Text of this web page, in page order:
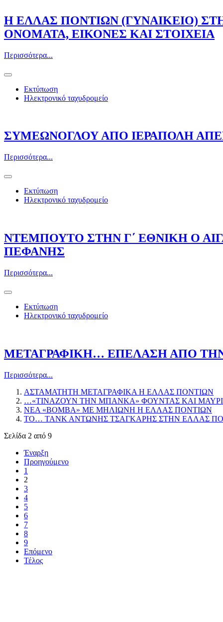
Η ΕΛΛΑΣ ΠΟΝΤΙΩΝ (ΓΥΝΑΙΚΕΙΟ)
ΟΝΟΜΑΤΑ, ΕΙΚΟΝΕΣ ΚΑΙ ΣΤΟΙΧΕΙΑ
Περισσότερα...
Εκτύπωση
Ηλεκτρονικό ταχυδρομείο
ΣΥΜΕΩΝΟΓΛΟΥ ΑΠΟ ΙΕΡΑΠΟΛΗ
Περισσότερα...
Εκτύπωση
Ηλεκτρονικό ταχυδρομείο
ΝΤΕΜΠΟΥΤΟ ΣΤΗΝ Γ΄ ΕΘΝΙΚΗ Ο
ΠΕΦΑΝΗΣ
Περισσότερα...
Εκτύπωση
Ηλεκτρονικό ταχυδρομείο
ΜΕΤΑΓΡΑΦΙΚΗ… ΕΠΕΛΑΣΗ ΑΠΟ
Περισσότερα...
ΑΣΤΑΜΑΤΗΤΗ ΜΕΤΑΓΡΑΦΙΚΑ Η ΕΛΛΑΣ ΠΟΝΤΙΩΝ
…«ΤΙΝΑΖΟΥΝ ΤΗΝ ΜΠΑΝΚΑ» ΦΟΥΝΤΑΣ ΚΑΙ
ΝΕΑ «ΒΟΜΒΑ» ΜΕ ΜΗΛΙΩΝΗ Η ΕΛΛΑΣ ΠΟΝΤΙΩΝ
ΤΟ… ΤΑΝΚ ΑΝΤΩΝΗΣ ΤΣΑΓΚΑΡΗΣ ΣΤΗΝ ΕΛΛΑΣ
Σελίδα 2 από 9
Έναρξη
Προηγούμενο
1
2
3
4
5
6
7
8
9
Επόμενο
Τέλος